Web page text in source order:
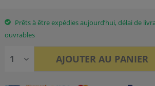
Prêts à être expédies aujourd’hui, délai de
ouvrables
AJOUTER AU PANIER